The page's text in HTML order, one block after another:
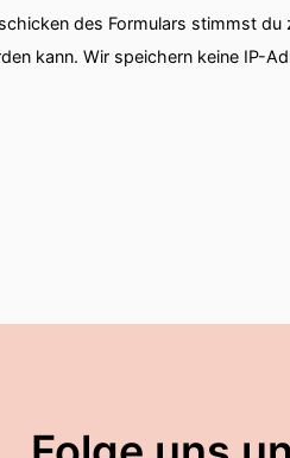
des Formulars stimmst
kann. Wir speichern keine IP-